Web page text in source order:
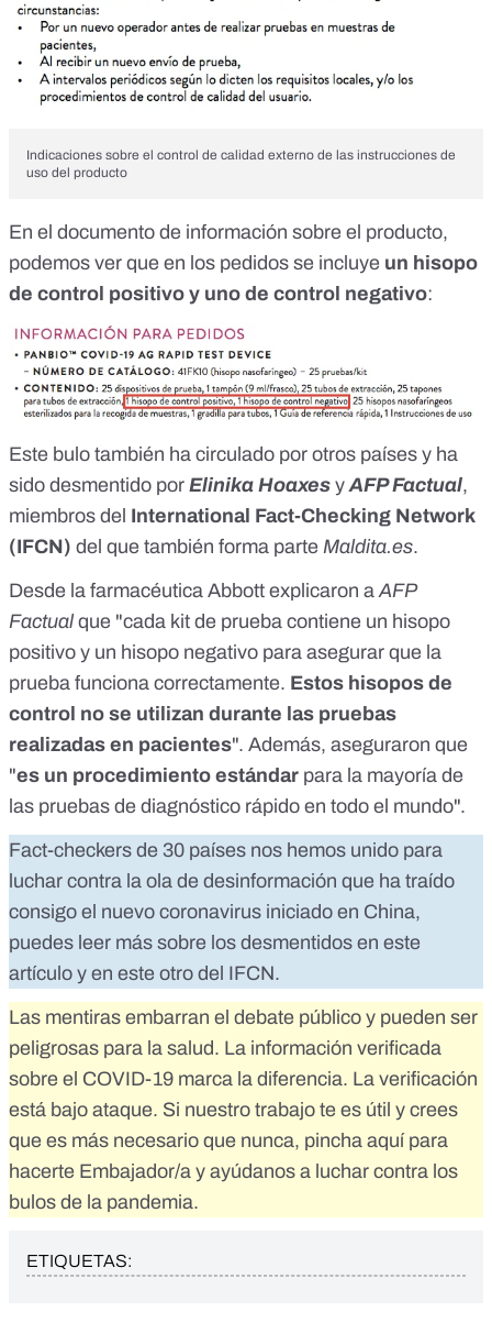
Indicaciones sobre el control de calidad externo de las instrucciones de
uso del producto
En el documento de información sobre el producto,
podemos ver que en los pedidos se incluye un hisopo
de control positivo y uno de control negativo:
Este bulo también ha circulado por otros países y ha
sido desmentido por Elinika Hoaxes yAFP Factual,
miembros del International Fact-Checking Network
(IFCN) del que también forma parte Maldita.es.
Desde la farmacéutica Abbott explicaron aAFP
Factualque "cada kit de prueba contiene un hisopo
positivo y un hisopo negativo para asegurar que la
prueba funciona correctamente. Estos hisopos de
control no se utilizan durante las pruebas
realizadas en pacientes". Además, aseguraron que
"es un procedimiento estándar para la mayoría de
las pruebas de diagnóstico rápido en todo el mundo".
Fact-checkers de 30 países nos hemos unido para
luchar contra la ola de desinformación que ha traído
consigo el nuevo coronavirus iniciado en China,
puedes leer más sobre los desmentidos en este
artículo y en este otro del IFCN.
Las mentiras embarran el debate público y pueden ser
peligrosas para la salud. La información verificada
sobre el COVID-19 marca la diferencia. La verificación
está bajo ataque. Si nuestro trabajo te es útil y crees
que es más necesario que nunca, pincha aquí para
hacerte Embajador/a y ayúdanos a luchar contra los
bulos de la pandemia.
ETIQUETAS: